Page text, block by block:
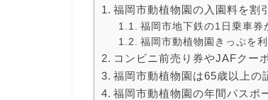
福岡市動植物園の入園料を割
福岡市地下鉄の1日乗車券
福岡市動植物園きっぷを
コンビニ前売り券やJAFクー
福岡市動植物園は65歳以上の
福岡市動植物園の年間パスポ